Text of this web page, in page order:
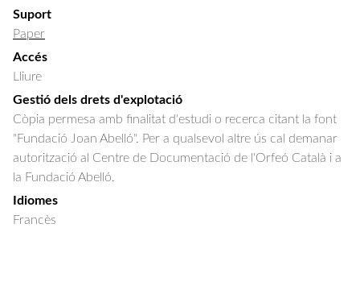
Suport
Paper
Accés
Lliure
Gestió dels drets d'explotació
Còpia permesa amb finalitat d'estudi o recerca citant la font
"Fundació Joan Abelló". Per a qualsevol altre ús cal demanar
autorització al Centre de Documentació de l'Orfeó Català i a
la Fundació Abelló.
Idiomes
Francès